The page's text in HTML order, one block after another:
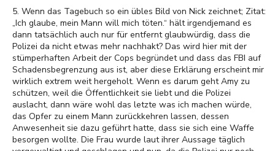
5. Wenn das Tagebuch so ein übles Bild von Nick zeichnet; Zitat:
„Ich glaube, mein Mann will mich töten.“ hält irgendjemand es
dann tatsächlich auch nur für entfernt glaubwürdig, dass die
Polizei da nicht etwas mehr nachhakt? Das wird hier mit der
stümperhaften Arbeit der Cops begründet und dass das FBI auf
Schadensbegrenzung aus ist, aber diese Erklärung erscheint mir
wirklich extrem weit hergeholt. Wenn es darum geht Amy zu
schützen, weil die Öffentlichkeit sie liebt und die Polizei
auslacht, dann wäre wohl das letzte was ich machen würde,
das Opfer zu einem Mann zurückkehren lassen, dessen
Anwesenheit sie dazu geführt hatte, dass sie sich eine Waffe
besorgen wollte. Die Frau wurde laut ihrer Aussage täglich